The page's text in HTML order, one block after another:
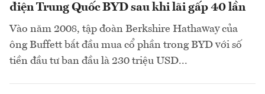
điện Trung Quốc BYD sau khi lãi gấp 40 lần
Vào năm 2008, tập đoàn Berkshire Hathaway của
ông Buffett bắt đầu mua cổ phần trong BYD với số
tiền đầu tư ban đầu là 230 triệu USD...